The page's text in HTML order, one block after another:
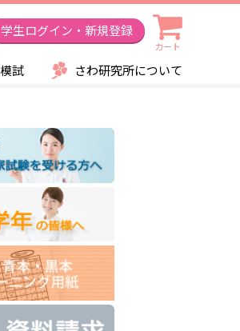
学生ログイン・新規登録
カート
模試 さわ研究所について